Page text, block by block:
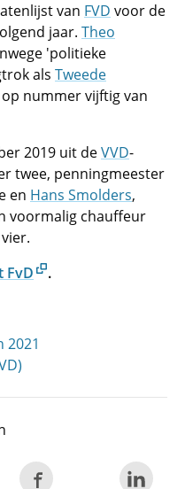
van FVD voor de
jaar. Theo
'politieke
als Tweede
nummer vijftig van
2019 uit deVVD-
twee, penningmeester
en Hans Smolders,
voormalig chauffeur
FvD
.
2021